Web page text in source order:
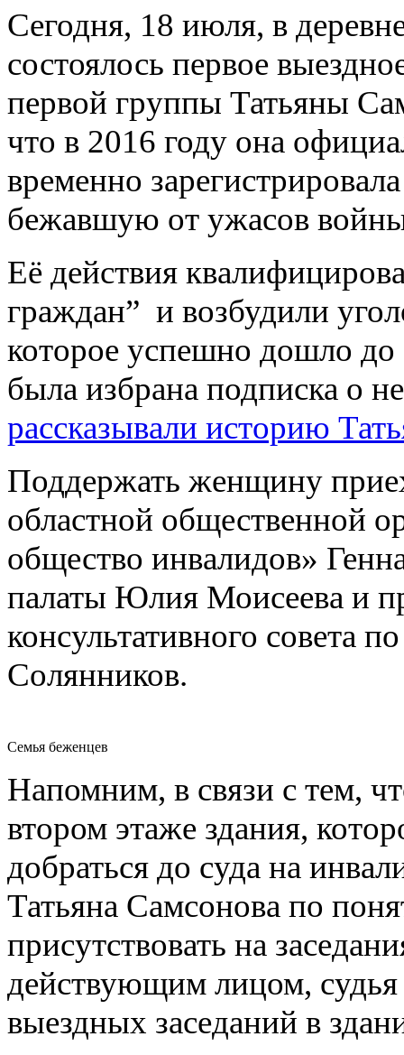
Сегодня, 18 июля, в
состоялось первое
первой группы Татьяны
что в 2016 году она
временно
бежавшую от ужасов
Её действия
граждан” и возбудили
которое успешно дошло
была избрана подписка о
рассказывали историю
Поддержать женщину
областной общественной
общество инвалидов»
палаты Юлия Моисеева и
консультативного совета
Солянников.
Семья беженцев
Напомним, в связи с тем,
втором этаже здания,
добраться до суда на
Татьяна Самсонова по
присутствовать на
действующим лицом,
выездных заседаний в